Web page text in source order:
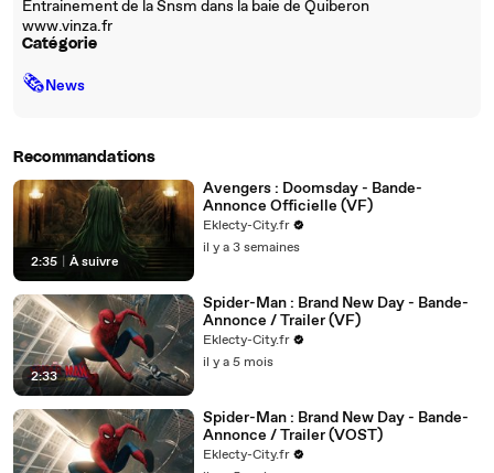
Entrainement de la Snsm dans la baie de Quiberon
www.vinza.fr
Catégorie
🗞News
Recommandations
2:35 À suivre
Avengers : Doomsday - Bande-
Annonce Officielle (VF)
Eklecty-City.fr
il y a 3 semaines
2:33
Spider-Man : Brand New Day - Bande-
Annonce / Trailer (VF)
Eklecty-City.fr
il y a 5 mois
Spider-Man : Brand New Day - Bande-
Annonce / Trailer (VOST)
Eklecty-City.fr